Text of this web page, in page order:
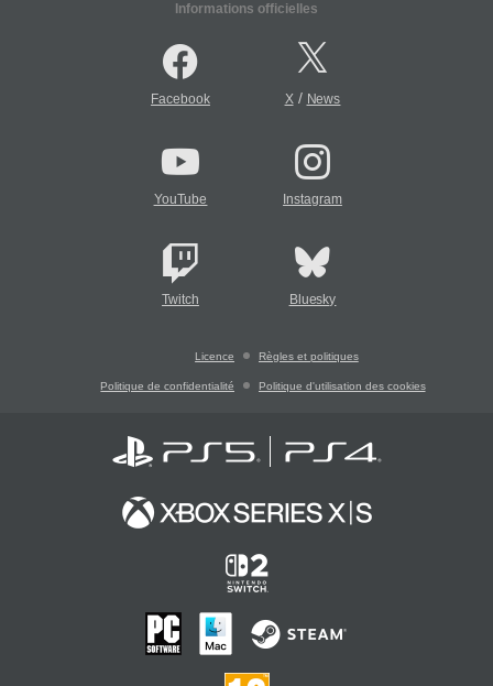
Informations officielles
Facebook X/ News
YouTube Instagram
Twitch Bluesky
Licence Règles et politiques
Politique de confidentialité Politique d'utilisation des cookies